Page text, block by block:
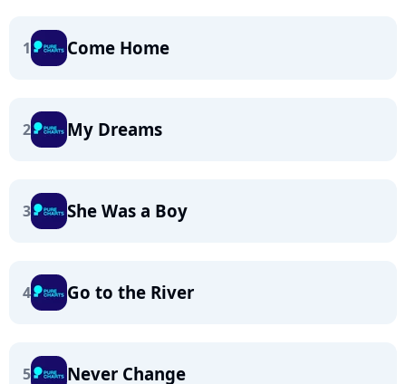
1 Come Home
2 My Dreams
3 She Was a Boy
4 Go to the River
5 Never Change